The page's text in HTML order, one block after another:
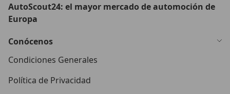
AutoScout24: el mayor mercado de automoción de
Europa
Conócenos
Condiciones Generales
Política de Privacidad